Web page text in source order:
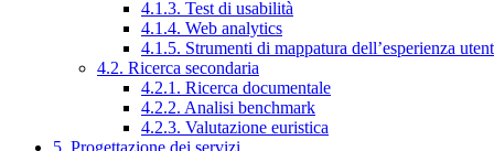
4.1.3. Test di usabilità
4.1.4. Web analytics
4.1.5. Strumenti di mappatura dell’esperienza
4.2. Ricerca secondaria
4.2.1. Ricerca documentale
4.2.2. Analisi benchmark
4.2.3. Valutazione euristica
5. Progettazione dei servizi